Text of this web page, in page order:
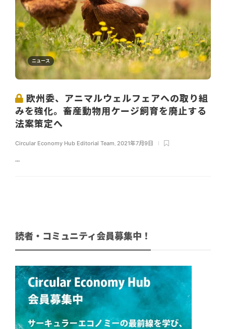
ニュース
欧州委、アニマルウェルフェアへの取り組
みを強化。畜産動物用ケージ飼育を廃止する
法案策定へ
Circular Economy Hub Editorial Team, 2021年7月9日
...
読者・コミュニティ会員募集中！